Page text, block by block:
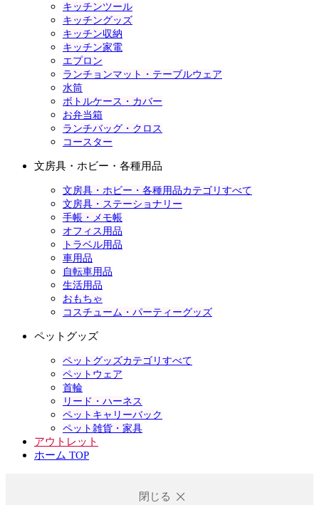
キッチンツール
キッチングッズ
キッチン収納
キッチン家電
エプロン
ランチョンマット・テーブルウェア
水筒
ボトルケース・カバー
お弁当箱
ランチバッグ・クロス
コースター
文房具・ホビー・各種用品
文房具・ホビー・各種用品カテゴリすべて
文房具・ステーショナリー
手帳・メモ帳
オフィス用品
トラベル用品
車用品
自転車用品
生活用品
おもちゃ
コスチューム・パーティーグッズ
ペットグッズ
ペットグッズカテゴリすべて
ペットウェア
首輪
リード・ハーネス
ペットキャリーバック
ペット雑貨・家具
アウトレット
ホーム TOP
閉じる